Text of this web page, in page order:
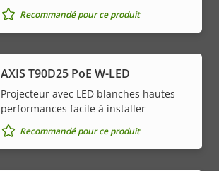
Recommandé pour ce produit
AXIS T90D25 PoE W-LED
Projecteur avec LED blanches hautes
performances facile à installer
Recommandé pour ce produit